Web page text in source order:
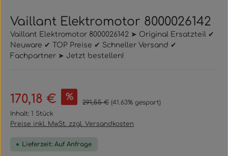
Vaillant Elektromotor 8000026142
Vaillant Elektromotor 8000026142 ➤ Original Ersatzteil ✔
Neuware ✔ TOP Preise ✔ Schneller Versand ✔
Fachpartner ➤ Jetzt bestellen!
Verkaufspreis:
170,18 € % Regulärer Preis:
291,55 € (41.63% gespart)
Inhalt: 1 Stück
Preise inkl. MwSt. zzgl. Versandkosten
Lieferzeit: Auf Anfrage